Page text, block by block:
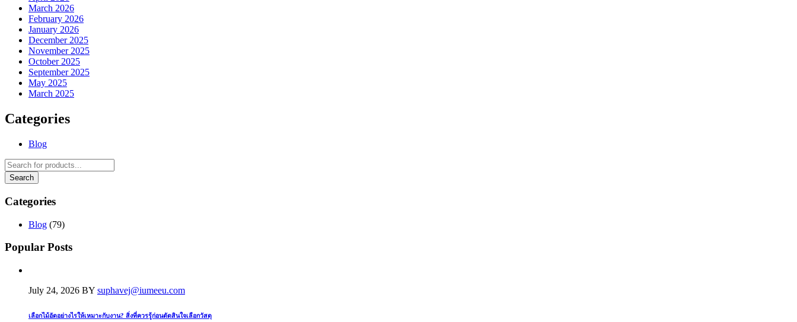
March 2026
February 2026
January 2026
December 2025
November 2025
October 2025
September 2025
May 2025
March 2025
Categories
Blog
Categories
Blog (79)
Popular Posts
July 24, 2026 BY suphavej@iumeeu.com
เลือกไม้อัดอย่างไรให้เหมาะกับงาน? สิ่งที่ควรรู้ก่อนตัดสินใจเลือกวัสดุ